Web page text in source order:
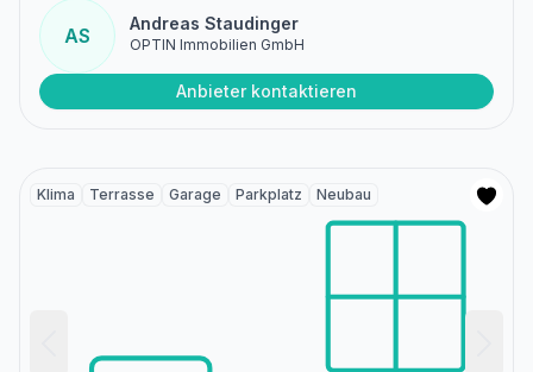
AS
Andreas Staudinger
OPTIN Immobilien GmbH
Anbieter kontaktieren
Klima Terrasse Garage Parkplatz Neubau